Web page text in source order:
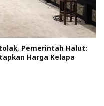
Pemerintah Halut:
Harga Kelapa